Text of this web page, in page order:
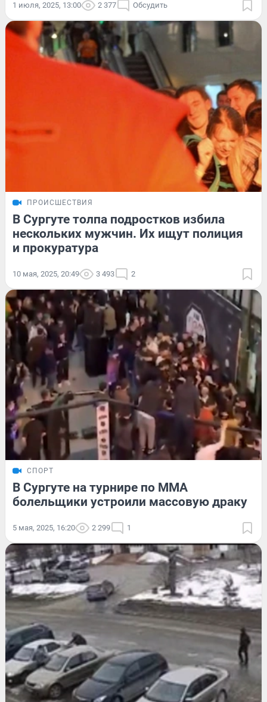
1 июля, 2025, 13:00 2 377 Обсудить
ПРОИСШЕСТВИЯ
В Сургуте толпа подростков избила
нескольких мужчин. Их ищут полиция
и прокуратура
10 мая, 2025, 20:49 3 493 2
СПОРТ
В Сургуте на турнире по MMA
болельщики устроили массовую драку
5 мая, 2025, 16:20 2 299 1